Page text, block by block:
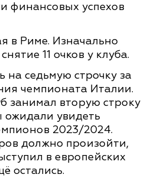
финансовых успехов
в Риме. Изначально
11 очков у клуба.
на седьмую строчку за
чемпионата Италии.
занимал вторую строку
ожидали увидеть
2023/2024.
должно произойти,
в европейских
остались.